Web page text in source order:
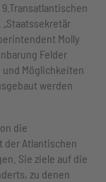
Molly
Felder
Möglichkeiten
werden
die
der Atlantischen
Sie ziele auf die
zu denen